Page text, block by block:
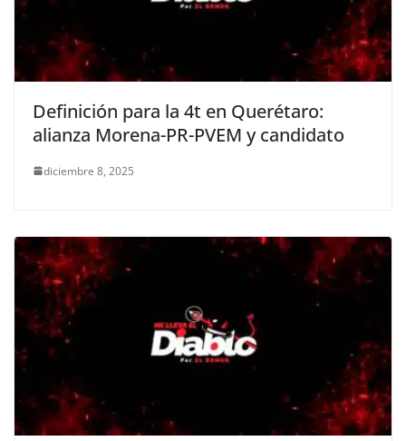
Definición para la 4t en Querétaro:
alianza Morena-PR-PVEM y candidato
diciembre 8, 2025